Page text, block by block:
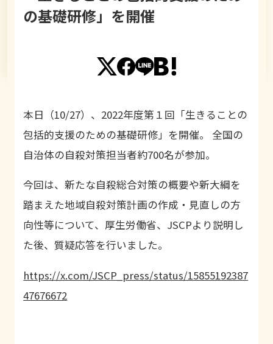
の基礎研修」を開催
本日（10/27）、2022年度第１回「生きることの
包括的支援のための基礎研修」を開催。 全国の
自治体の自殺対策担当者約700名が参加。
今回は、新たな自殺総合対策の概要や新大綱を
踏まえた地域自殺対策計画の作成・見直しの方
向性等について、厚生労働省、JSCPより説明し
た後、質疑応答を行いました。
https://x.com/JSCP_press/status/15855192387
47676672